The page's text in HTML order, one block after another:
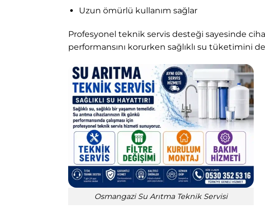
Uzun ömürlü kullanım sağlar
Profesyonel teknik servis desteği sayesinde
performansını korurken sağlıklı su tüketimini
Osmangazi Su Arıtma Teknik Servisi